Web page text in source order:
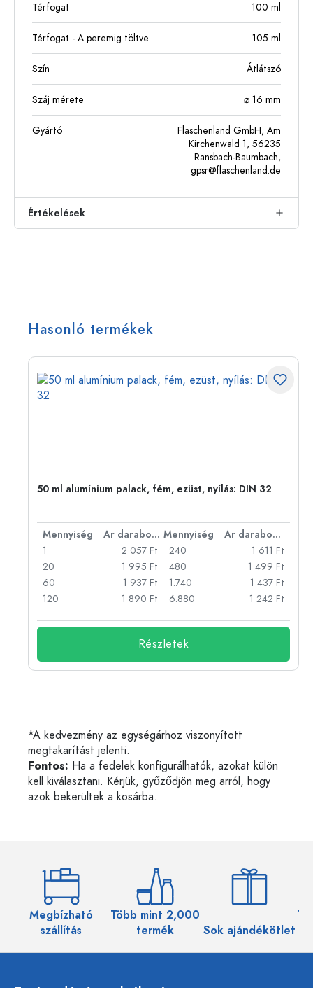
Térfogat 100 ml
Térfogat - A peremig töltve 105 ml
Szín Átlátszó
Száj mérete ⌀ 16 mm
Gyártó
Flaschenland GmbH, Am
Kirchenwald 1, 56235
Ransbach-Baumbach,
gpsr@flaschenland.de
Értékelések
Hasonló termékek
50 ml alumínium palack, fém, ezüst, nyílás: DIN 32
Mennyiség Ár darabonként Mennyiség
Ár darabonként
1
2 057 Ft
20
1 995 Ft
60
1 937 Ft
120
1 890 Ft
240
1 611 Ft
480
1 499 Ft
1.740
1 437 Ft
6.880
1 242 Ft
Részletek
*A kedvezmény az egységárhoz viszonyított
megtakarítást jelenti.
Fontos: Ha a fedelek konfigurálhatók, azokat külön
kell kiválasztani. Kérjük, győződjön meg arról, hogy
azok bekerültek a kosárba.
Megbízható
szállítás
Több mint 2,000
termék
Sok ajándékötlet